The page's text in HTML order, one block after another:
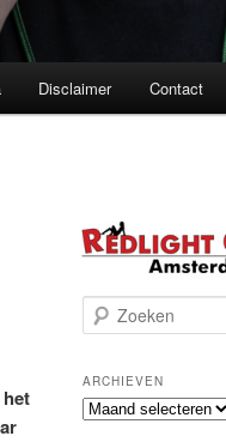
Disclaimer Contact
o
k
e
n
ARCHIEVEN
Archieven